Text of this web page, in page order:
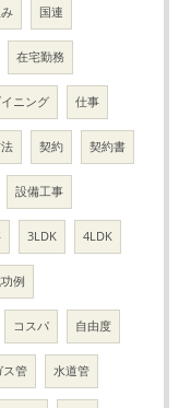
国連
在宅勤務
ニング 仕事
契約 契約書
設備工事
3LDK 4LDK
例
コスパ 自由度
ス管 水道管